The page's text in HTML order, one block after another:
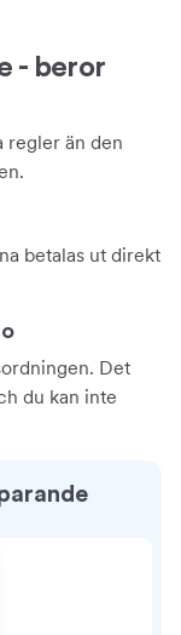
- beror
regler än den
betalas ut direkt
Det
du kan inte